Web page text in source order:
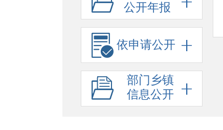
重大民生信息
建议提案办理
政府工作报告
政府信息公开标准目录
助企纾困
公开年报
依申请公开
部门乡镇
信息公开